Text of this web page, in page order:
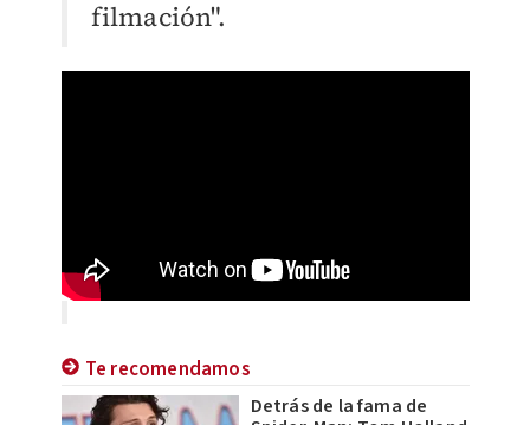
filmación".
Te recomendamos
Detrás de la fama de